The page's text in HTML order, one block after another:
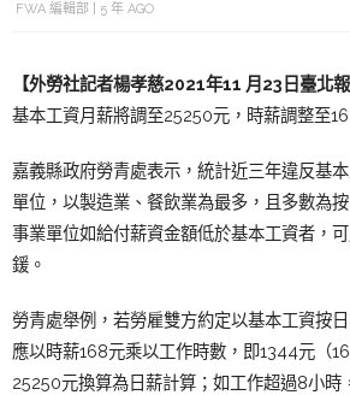
FWA 編輯部 5 年 AGO
【外勞社記者楊孝慈2021年11 月23日臺北報
基本工資月薪將調至25250元，時薪調整至
嘉義縣政府勞青處表示，統計近三年違反基
單位，以製造業、餐飲業為最多，且多數為
事業單位如給付薪資金額低於基本工資者，
鍰。
勞青處舉例，若勞雇雙方約定以基本工資按
應以時薪168元乘以工作時數，即1344元（
25250元換算為日薪計算；如工作超過8小時